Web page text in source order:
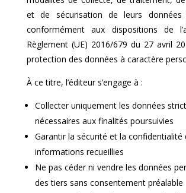
et de sécurisation de leurs données
conformément aux dispositions de
Règlement (UE) 2016/679 du 27 avril
protection des données à caractère
À ce titre, l’éditeur s’engage à :
Collecter uniquement les données
nécessaires aux finalités poursuivies
Garantir la sécurité et la confidentialité
informations recueillies
Ne pas céder ni vendre les données
des tiers sans consentement préalable